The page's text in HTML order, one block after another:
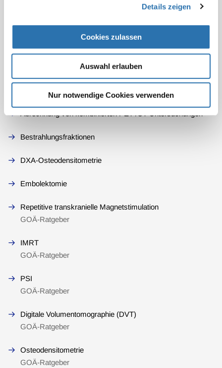
Details zeigen
Cookies zulassen
Auswahl erlauben
Nur notwendige Cookies verwenden
Zur Abrechnung einer Fusionsbiopsie der Prostata
Zur Kernspintomografie der Iliosakralgelenke
Abrechnung von kombinierten PET-/CT-Untersuchungen
Bestrahlungsfraktionen
DXA-Osteodensitometrie
Embolektomie
Repetitive transkranielle Magnetstimulation
GOÄ-Ratgeber
IMRT
GOÄ-Ratgeber
PSI
GOÄ-Ratgeber
Digitale Volumentomographie (DVT)
GOÄ-Ratgeber
Osteodensitometrie
GOÄ-Ratgeber